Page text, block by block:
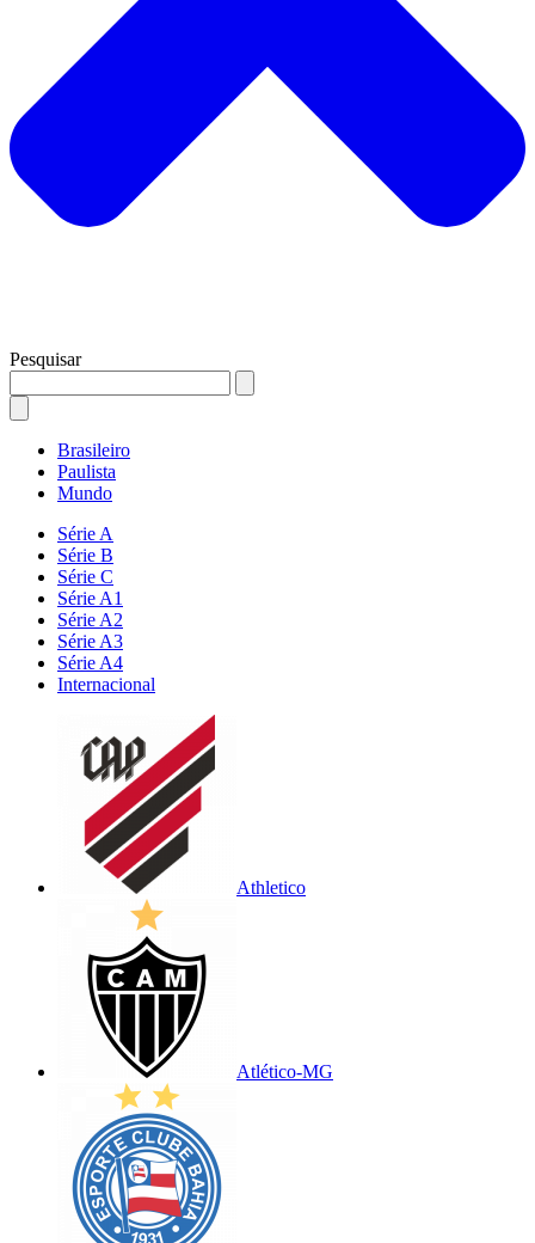
Pesquisar
Brasileiro
Paulista
Mundo
Série A
Série B
Série C
Série A1
Série A2
Série A3
Série A4
Internacional
Athletico
Atlético-MG